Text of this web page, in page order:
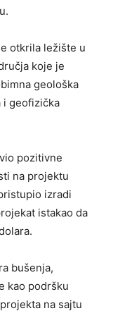
otkrila ležište u
koje je
geološka
i geofizička
pozitivne
na projektu
izradi
istakao da
bušenja,
kao podršku
na sajtu